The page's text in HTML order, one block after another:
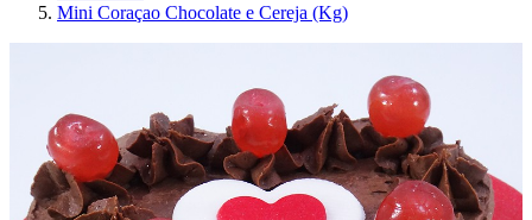
Mini Coraçao Chocolate e Cereja (Kg)